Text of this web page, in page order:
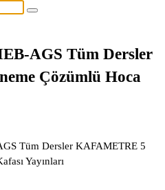
AGS Tüm Dersler
Çözümlü Hoca
Tüm Dersler KAFAMETRE 5
Yayınları